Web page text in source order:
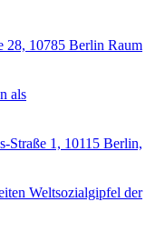
28, 10785 Berlin Raum
als
Straße 1, 10115 Berlin,
Weltsozialgipfel der